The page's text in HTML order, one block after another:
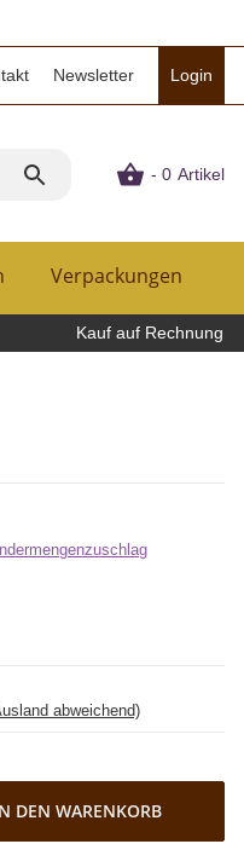
Newsletter Login
- 0 Artikel
Verpackungen
Kauf auf Rechnung
abweichend)
DEN WARENKORB